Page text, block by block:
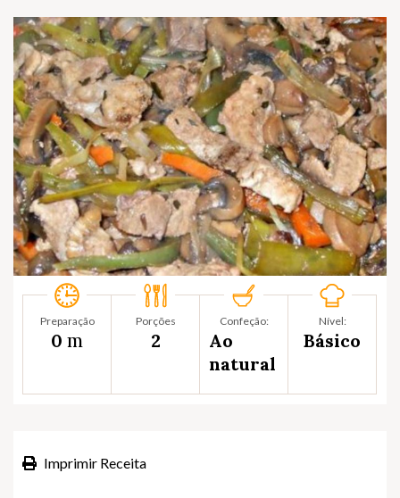
Preparação
0 m
Porções
2
Confeção:
Ao
natural
Nível:
Básico
Imprimir Receita